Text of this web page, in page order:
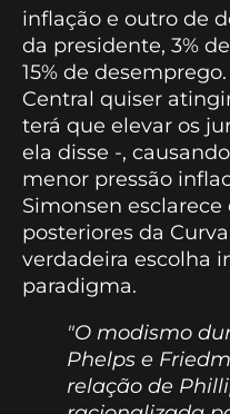
inflação e outro de
da presidente, 3%
15% de
Central quiser
terá que elevar os
ela disse -,
menor pressão
Simonsen
posteriores da
verdadeira escolha
paradigma.
"O modismo
Phelps e
relação de